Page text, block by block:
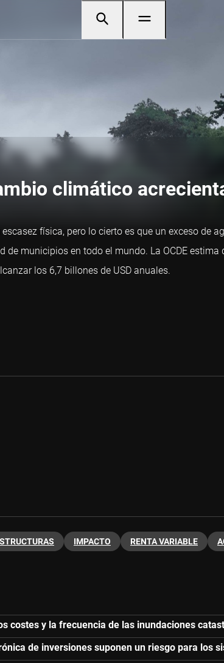
climático
física, pero lo cierto es que un exceso de
municipios en todo el mundo. La OCDE
los 6,7 billones de USD anuales.
IMPACTO RENTA VARIABLE
costes y la frecuencia de las inundaciones
de inversiones suponen un riesgo para los